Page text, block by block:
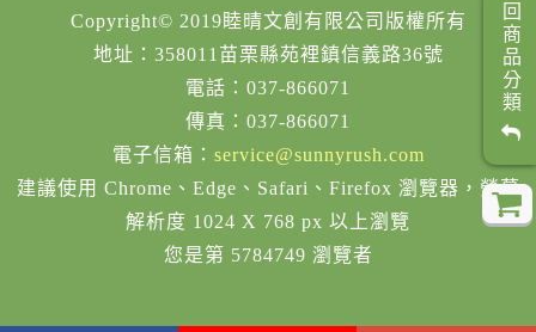
Copyright© 2019睦晴文創有限公司版權所有
地址：358011苗栗縣苑裡鎮信義路36號
電話：037-866071
傳真：037-866071
電子信箱： service@sunnyrush.com
建議使用 Chrome、Edge、Safari、Firefox 瀏覽器，螢幕
解析度 1024 X 768 px 以上瀏覽
您是第 5784749 瀏覽者
回商品分類